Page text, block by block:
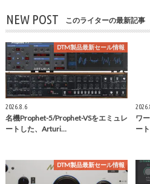
NEW POST このライターの最新記事
DTM製品最新セール情報
2026.8.6
名機Prophet-5/Prophet-VSをエミュレ
ートした、Arturi…
ワ
ー
DTM製品最新セール情報